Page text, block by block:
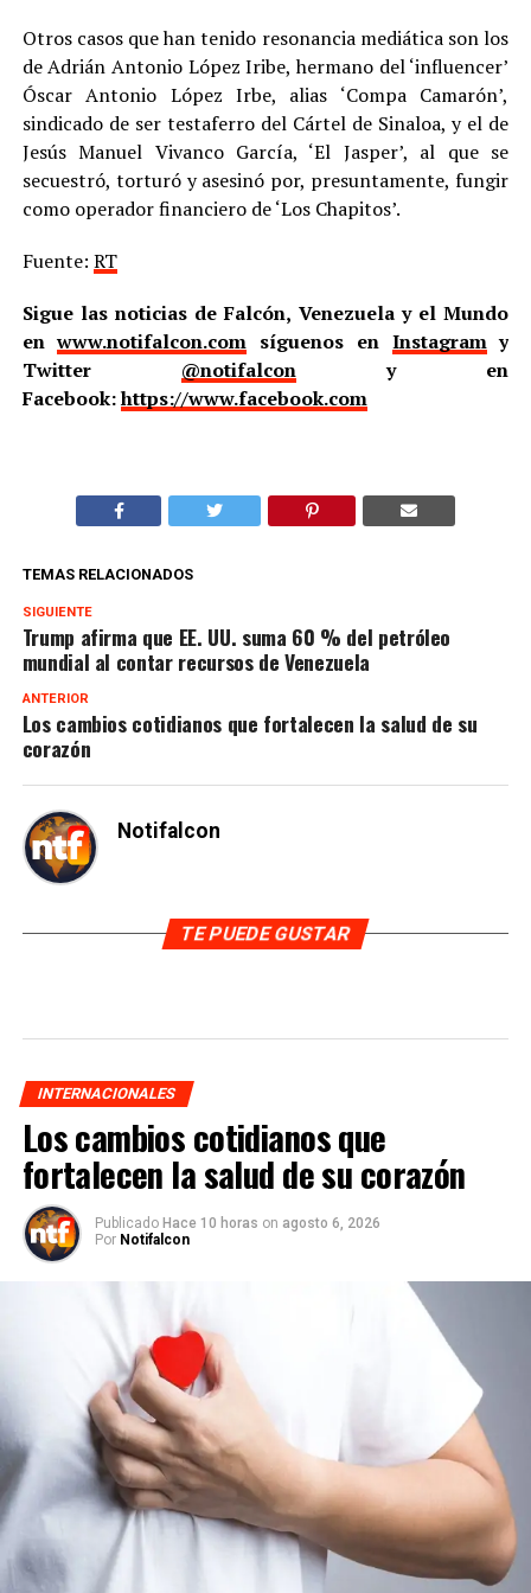
Otros casos que han tenido resonancia mediática son los
de Adrián Antonio López Iribe, hermano del ‘influencer’
Óscar Antonio López Irbe, alias ‘Compa Camarón’,
sindicado de ser testaferro del Cártel de Sinaloa, y el de
Jesús Manuel Vivanco García, ‘El Jasper’, al que se
secuestró, torturó y asesinó por, presuntamente, fungir
como operador financiero de ‘Los Chapitos’.
Fuente: RT
Sigue las noticias de Falcón, Venezuela y el Mundo
enwww.notifalcon.com síguenos en Instagramy
Twitter @notifalcony en
Facebook:https://www.facebook.com
TEMAS RELACIONADOS
SIGUIENTE
Trump afirma que EE. UU. suma 60 % del petróleo
mundial al contar recursos de Venezuela
ANTERIOR
Los cambios cotidianos que fortalecen la salud de su
corazón
Notifalcon
TE PUEDE GUSTAR
INTERNACIONALES
Los cambios cotidianos que
fortalecen la salud de su corazón
Publicado Hace 10 horas on agosto 6, 2026
Por Notifalcon